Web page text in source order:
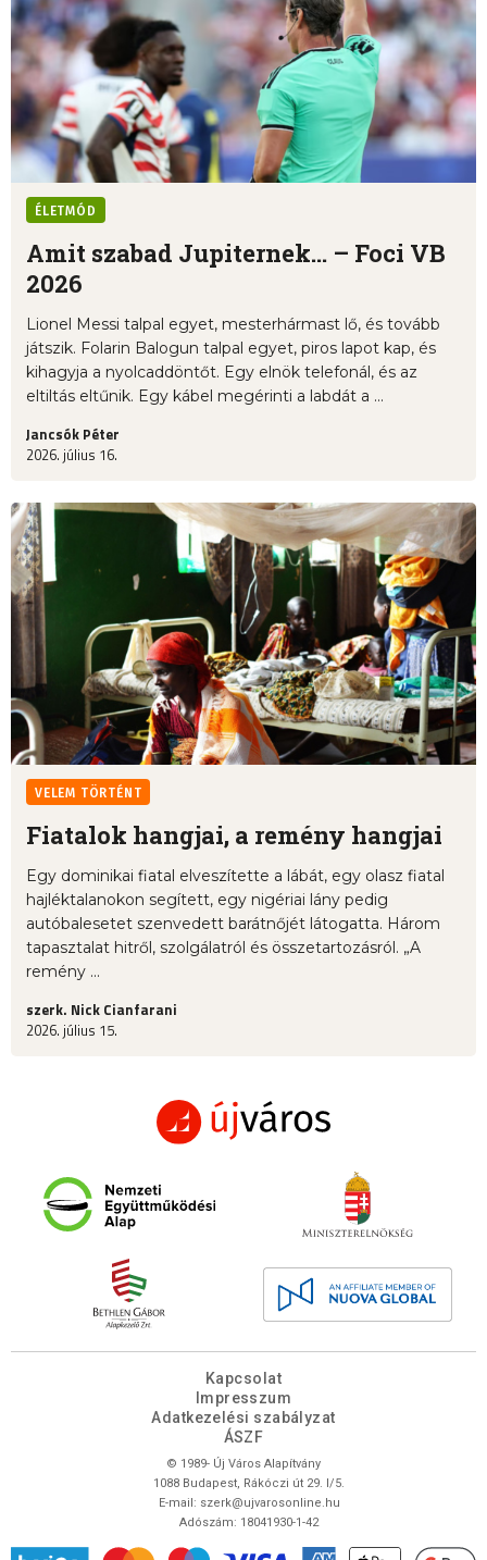
ÉLETMÓD
Amit szabad Jupiternek... – Foci VB
2026
Lionel Messi talpal egyet, mesterhármast lő, és tovább
játszik. Folarin Balogun talpal egyet, piros lapot kap, és
kihagyja a nyolcaddöntőt. Egy elnök telefonál, és az
eltiltás eltűnik. Egy kábel megérinti a labdát a ...
Jancsók Péter
2026. július 16.
VELEM TÖRTÉNT
Fiatalok hangjai, a remény hangjai
Egy dominikai fiatal elveszítette a lábát, egy olasz fiatal
hajléktalanokon segített, egy nigériai lány pedig
autóbalesetet szenvedett barátnőjét látogatta. Három
tapasztalat hitről, szolgálatról és összetartozásról. „A
remény ...
szerk. Nick Cianfarani
2026. július 15.
Kapcsolat
Impresszum
Adatkezelési szabályzat
ÁSZF
© 1989- Új Város Alapítvány
1088 Budapest, Rákóczi út 29. I/5.
E-mail: szerk@ujvarosonline.hu
Adószám: 18041930-1-42